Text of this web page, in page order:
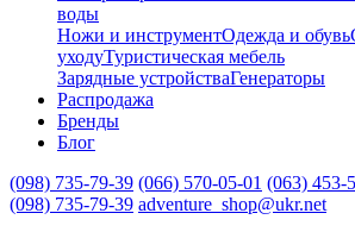
воды
Ножи и инструментОдежда и обувь
уходуТуристическая мебель
Зарядные устройстваГенераторы
Распродажа
Бренды
Блог
(098) 735-79-39 (066) 570-05-01 (063) 453-
(098) 735-79-39 adventure_shop@ukr.net